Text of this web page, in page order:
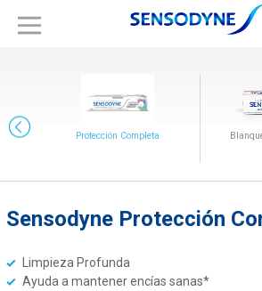
Protección Completa
Limpieza Profunda
Sensodyne Protección
Limpieza Profunda
Ayuda a mantener encías sanas*